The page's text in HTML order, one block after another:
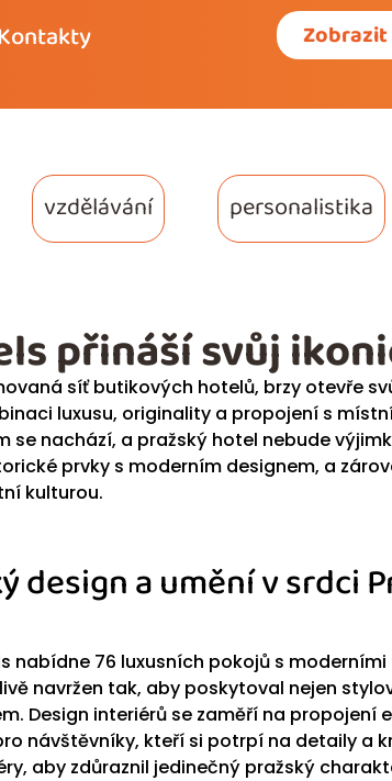
vzdělávání personalistika
síť butikových hotelů, brzy otevře
luxusu, originality a propojení s
se nachází, a pražský hotel nebude
prvky s moderním designem, a
kulturou.
design a umění v srdci
nabídne 76 luxusních pokojů s
navržen tak, aby poskytoval nejen
Design interiérů se zaměří na
návštěvníky, kteří si potrpí na detaily a
aby zdůraznil jedinečný pražský
přináší svůj